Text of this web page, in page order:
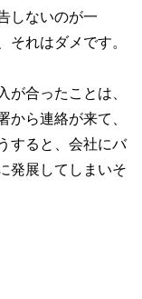
しないのが一
れはダメです。
が合ったことは、
から連絡が来て、
すると、会社にバ
発展してしまいそ